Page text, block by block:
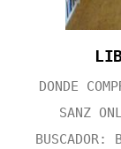
DONDE
SANZ
BUSCADOR: